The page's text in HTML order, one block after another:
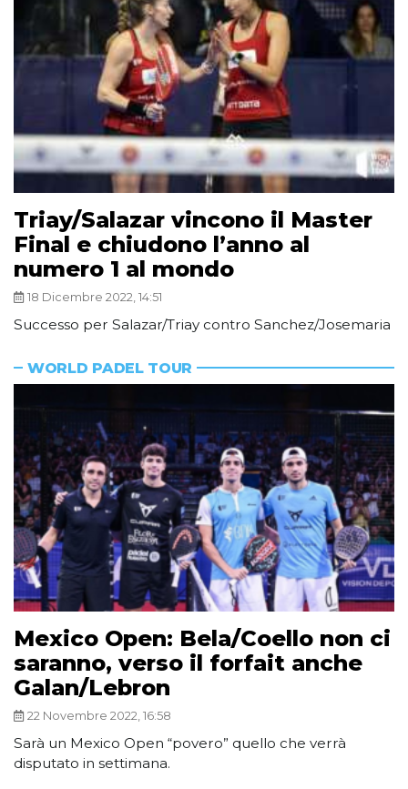
Triay/Salazar vincono il Master
Final e chiudono l’anno al
numero 1 al mondo
18 Dicembre 2022, 14:51
Successo per Salazar/Triay contro Sanchez/Josemaria
WORLD PADEL TOUR
Mexico Open: Bela/Coello non ci
saranno, verso il forfait anche
Galan/Lebron
22 Novembre 2022, 16:58
Sarà un Mexico Open “povero” quello che verrà
disputato in settimana.